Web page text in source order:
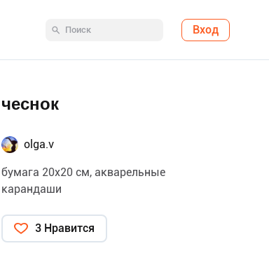
Вход
чеснок
olga.v
бумага 20х20 см, акварельные
карандаши
3 Нравится